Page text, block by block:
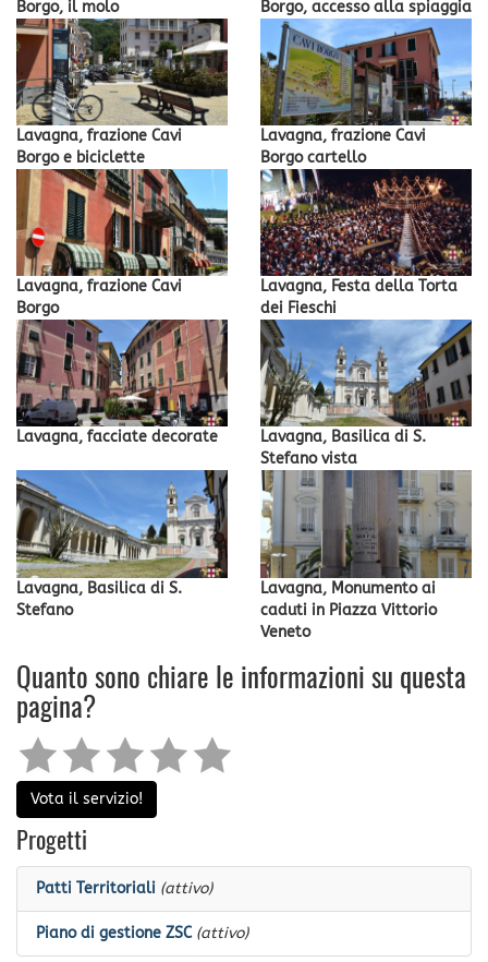
Borgo, il molo
Borgo, accesso alla spiaggia
Lavagna, frazione Cavi
Borgo e biciclette
Lavagna, frazione Cavi
Borgo cartello
Lavagna, frazione Cavi
Borgo
Lavagna, Festa della Torta
dei Fieschi
Lavagna, facciate decorate
Lavagna, Basilica di S.
Stefano vista
Lavagna, Basilica di S.
Stefano
Lavagna, Monumento ai
caduti in Piazza Vittorio
Veneto
Quanto sono chiare le informazioni su questa
pagina?
Vota il servizio!
Progetti
Patti Territoriali (attivo)
Piano di gestione ZSC (attivo)